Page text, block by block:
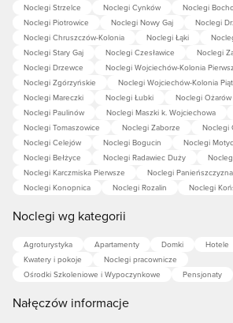
Noclegi Strzelce Noclegi Cynków
Noclegi
Noclegi Piotrowice
Noclegi Nowy Gaj
Noclegi
Noclegi Chruszczów-Kolonia
Noclegi Łąki
Noclegi Stary Gaj
Noclegi Czesławice
Noclegi
Noclegi Drzewce
Noclegi Wojciechów-Kolonia
Noclegi Zgórzyńskie
Noclegi Wojciechów-Kolonia
Noclegi Mareczki
Noclegi Łubki Noclegi Ożarów
Noclegi Paulinów
Noclegi Maszki k. Wojciechowa
Noclegi Tomaszowice
Noclegi Zaborze
Noclegi
Noclegi Celejów
Noclegi Bogucin Noclegi
Noclegi Bełżyce
Noclegi Radawiec Duży
Noclegi Karczmiska Pierwsze
Noclegi Panieńszczyzna
Noclegi Konopnica
Noclegi Rozalin Noclegi
Noclegi wg kategorii
Agroturystyka Apartamenty Domki Hotele
Kwatery i pokoje
Noclegi pracownicze
Ośrodki Szkoleniowe i Wypoczynkowe
Pensjonaty
Nałęczów informacje